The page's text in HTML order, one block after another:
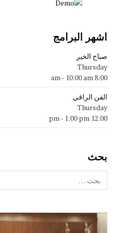
اشهر البرامج
صباح الخير
Thursday
8:00 am
- 10:00 am
الفن الراقي
Thursday
12:00 pm
- 1:00 pm
بحث